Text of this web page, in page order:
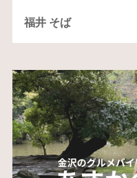
福井 そば